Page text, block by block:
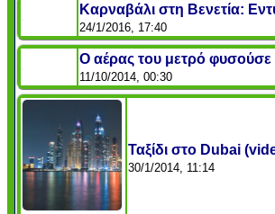
Καρναβάλι στη Βενετία:
24/1/2016, 17:40
Ο αέρας του μετρό φυσούσε
11/10/2014, 00:30
Ταξίδι στο Dubai
30/1/2014, 11:14